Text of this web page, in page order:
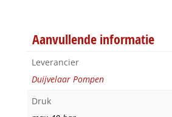
Aanvullende informatie
Leverancier
Duijvelaar Pompen
Druk